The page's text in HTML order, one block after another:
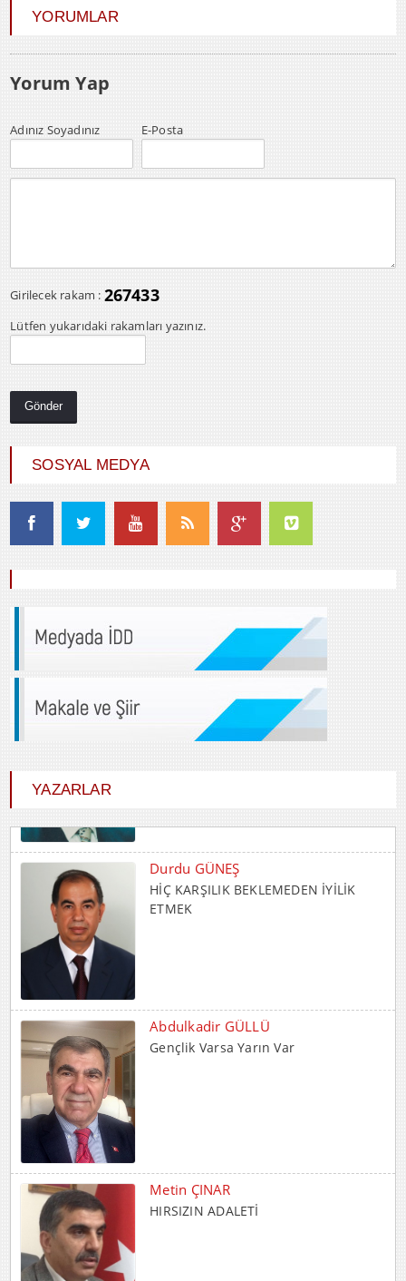
YORUMLAR
Yorum Yap
Adınız Soyadınız E-Posta
Girilecek rakam : 267433
Lütfen yukarıdaki rakamları yazınız.
SOSYAL MEDYA
YAZARLAR
HİÇ KARŞILIK BEKLEMEDEN İYİLİK
ETMEK
Gençlik Varsa Yarın Var
HIRSIZIN ADALETİ